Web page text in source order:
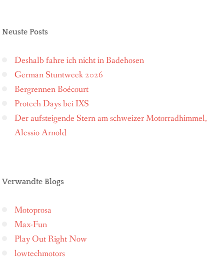
Neuste Posts
Deshalb fahre ich nicht in Badehosen
German Stuntweek 2026
Bergrennen Boécourt
Protech Days bei IXS
Der aufsteigende Stern am schweizer Motorradhimmel,
Alessio Arnold
Verwandte Blogs
Motoprosa
Max-Fun
Play Out Right Now
lowtechmotors